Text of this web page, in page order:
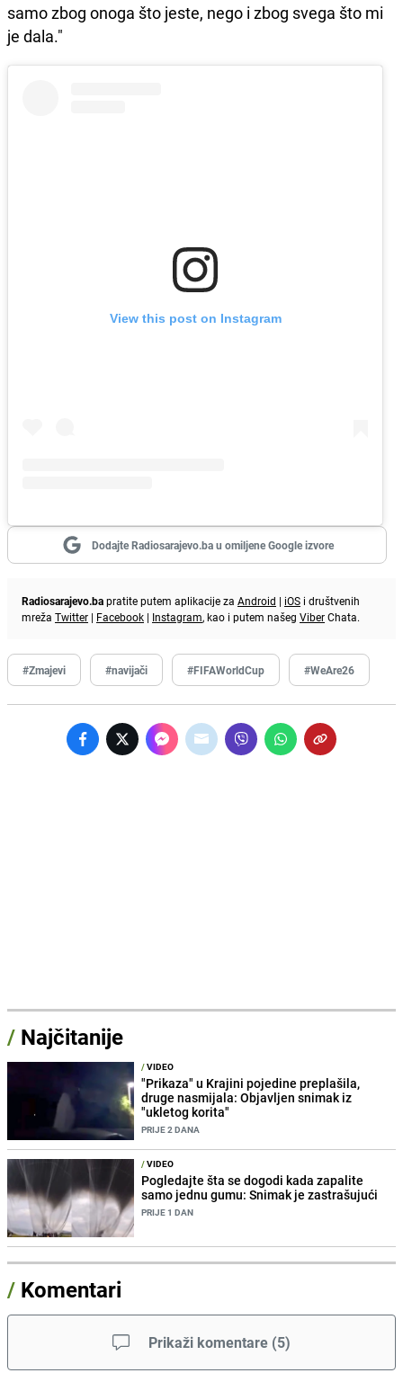
samo zbog onoga što jeste, nego i zbog svega što mi
je dala."
View this post on Instagram
Dodajte Radiosarajevo.ba u omiljene Google izvore
Radiosarajevo.bapratite putem aplikacije za Android | iOS i društvenih
mreža Twitter | Facebook | Instagram, kao i putem našeg ViberChata.
#Zmajevi #navijači #FIFAWorldCup #WeAre26
/ Najčitanije
/VIDEO
"Prikaza" u Krajini pojedine preplašila,
druge nasmijala: Objavljen snimak iz
"ukletog korita"
PRIJE 2 DANA
/VIDEO
Pogledajte šta se dogodi kada zapalite
samo jednu gumu: Snimak je zastrašujući
PRIJE 1 DAN
/ Komentari
Prikaži komentare (5)